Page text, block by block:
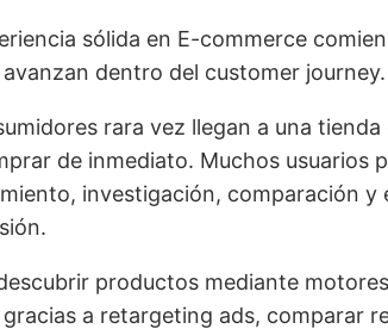
sólida en E-commerce
avanzan dentro del customer journey.
rara vez llegan a una
de inmediato. Muchos usuarios
investigación, comparación y
productos mediante
gracias a retargeting ads, comparar